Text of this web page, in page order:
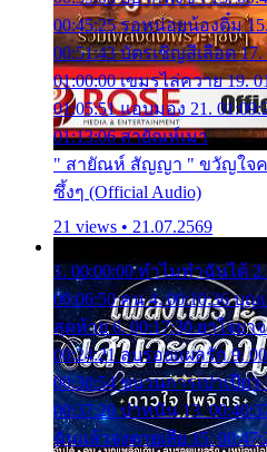
00:45:25 รอหน่อยน้องติ๋ม
00:51:43 บัตรเชิญสีเลือด
01:00:00 เขมรไล่ควาย 19.
01:05:51 แอบมอง 21.
01:13:06 สายัณห์เมา
" สายัณห์ สัญญา " ขวัญใจค
ซึ้งๆ (Official Audio)
21 views • 21.07.2569
1. 00:00:00 ทำไมทำฉันได้
00:06:50 คน 4. 00:10:36 บุ
สุดท้าย 6. 00:17:30 ยาใจยา
00:24:21 ลบรอยแผลรัก 9.
00:30:54 ขบวนการเปาเปียว
00:37:20 ปาหนัน 13.
ฉันแล้วจงตายเสีย 15.